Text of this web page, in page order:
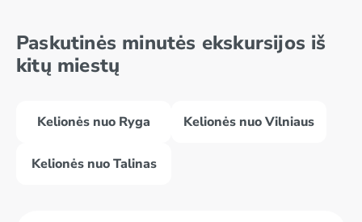
Paskutinės minutės ekskursijos iš
kitų miestų
Kelionės nuo Ryga Kelionės nuo Vilniaus
Kelionės nuo Talinas